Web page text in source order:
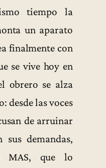
tiempo la
un aparato
finalmente con
se vive hoy en
obrero se alza
desde las voces
de arruinar
sus demandas,
MAS, que lo